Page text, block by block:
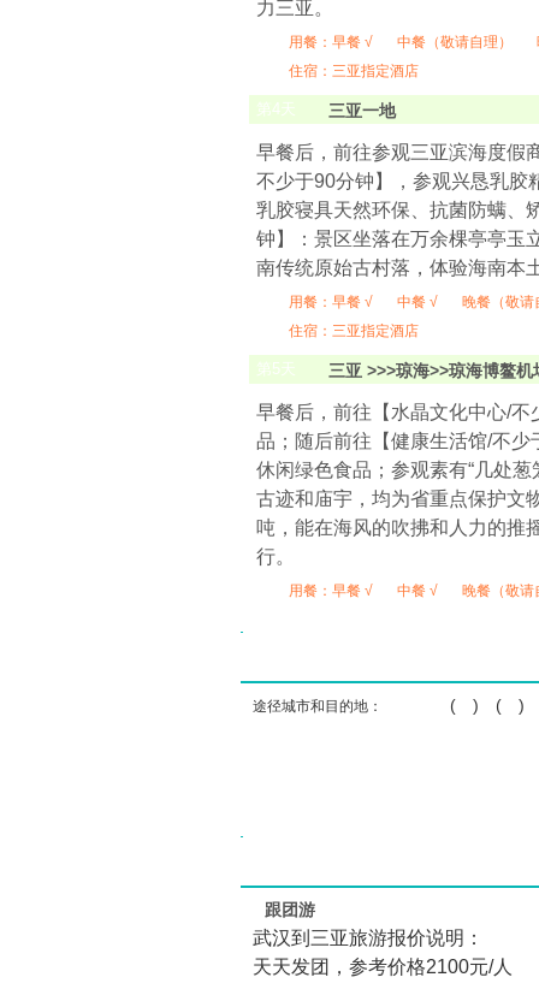
力三亚。
用餐： 早餐 √ 中餐（敬请自理）
住宿：三亚指定酒店
第4天 三亚一地
早餐后，前往参观三亚滨海度假
不少于90分钟】，参观兴恳乳胶
乳胶寝具天然环保、抗菌防螨、
钟】：景区坐落在万余棵亭亭玉
南传统原始古村落，体验海南本
用餐： 早餐 √ 中餐 √
晚餐（敬请
住宿：三亚指定酒店
第5天 三亚 >>>琼海>>琼海博鳌机
早餐后，前往【水晶文化中心/
品；随后前往【健康生活馆/不
休闲绿色食品；参观素有“几处
古迹和庙宇，均为省重点保护文
吨，能在海风的吹拂和人力的推
行。
用餐： 早餐 √ 中餐 √ 晚餐（敬请
途径城市和目的地： ( ) ( )
跟团游
武汉到三亚旅游报价说明：
天天发团，参考价格2100元/人